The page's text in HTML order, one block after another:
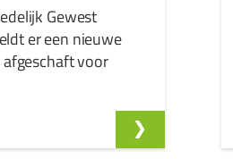
Gewest
er een nieuwe
voor